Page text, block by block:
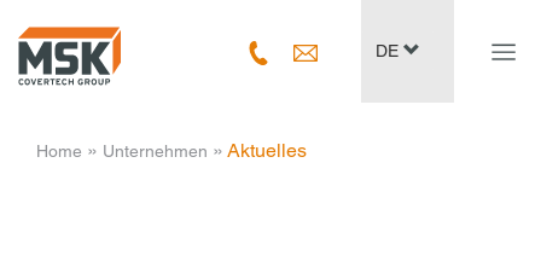
DE
Home ­ » ­ Unternehmen ­ » ­ Aktuelles